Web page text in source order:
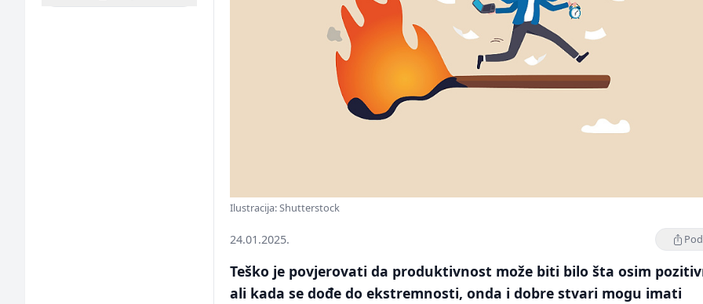
Ilustracija: Shutterstock
24.01.2025.
Teško je povjerovati da produktivnost može biti bilo šta osim
ali kada se dođe do ekstremnosti, onda i dobre stvari mogu imati